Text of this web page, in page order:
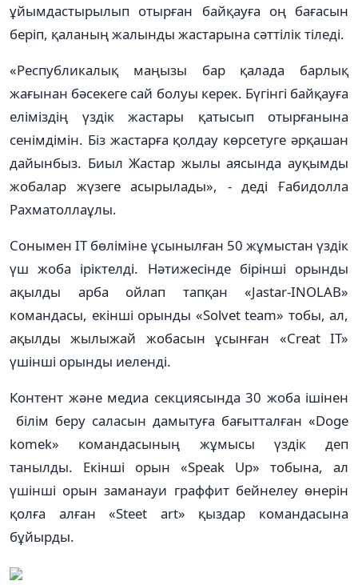
ұйымдастырылып отырған байқауға оң бағасын
беріп, қаланың жалынды жастарына сәттілік тіледі.
«Республикалық маңызы бар қалада барлық
жағынан бәсекеге сай болуы керек. Бүгінгі байқауға
еліміздің үздік жастары қатысып отырғанына
сенімдімін. Біз жастарға қолдау көрсетуге әрқашан
дайынбыз. Биыл Жастар жылы аясында ауқымды
жобалар жүзеге асырылады», - деді Ғабидолла
Рахматоллаұлы.
Сонымен IT бөліміне ұсынылған 50 жұмыстан үздік
үш жоба іріктелді. Нәтижесінде бірінші орынды
ақылды арба ойлап тапқан «Jastar-INOLAB»
командасы, екінші орынды «Solvet team» тобы, ал,
ақылды жылыжай жобасын ұсынған «Creat IT»
үшінші орынды иеленді.
Контент және медиа секциясында 30 жоба ішінен
білім беру саласын дамытуға бағытталған «Doge
komek» командасының жұмысы үздік деп
танылды. Екінші орын «Speak Up» тобына, ал
үшінші орын заманауи граффит бейнелеу өнерін
қолға алған «Steet art» қыздар командасына
бұйырды.